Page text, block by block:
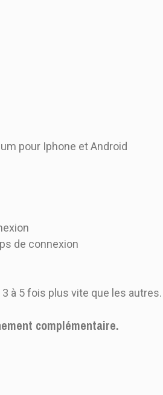
pour Iphone et Android
de connexion
à 5 fois plus vite que les autres.
complémentaire.